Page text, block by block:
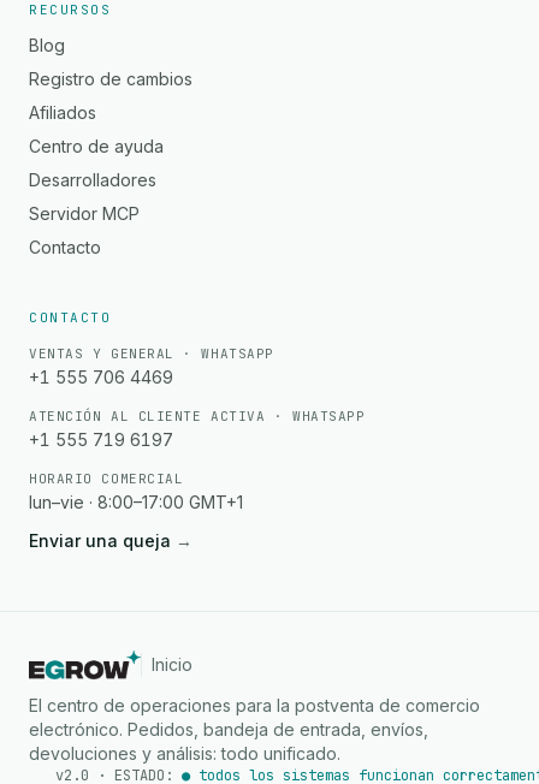
RECURSOS
Blog
Registro de cambios
Afiliados
Centro de ayuda
Desarrolladores
Servidor MCP
Contacto
CONTACTO
VENTAS Y GENERAL · WHATSAPP
+1 555 706 4469
ATENCIÓN AL CLIENTE ACTIVA · WHATSAPP
+1 555 719 6197
HORARIO COMERCIAL
lun–vie · 8:00–17:00 GMT+1
Enviar una queja →
Inicio
El centro de operaciones para la postventa de comercio
electrónico. Pedidos, bandeja de entrada, envíos,
devoluciones y análisis: todo unificado.
v2.0 · ESTADO: ● todos los sistemas funcionan